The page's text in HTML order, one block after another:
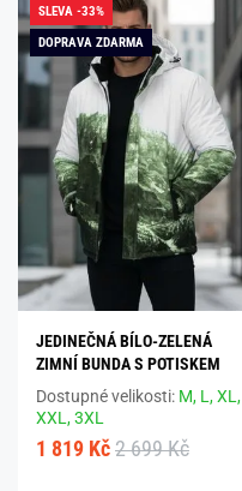
SLEVA -33%
DOPRAVA ZDARMA
JEDINEČNÁ BÍLO-ZELENÁ
ZIMNÍ BUNDA S POTISKEM
Dostupné velikosti: M, L,XL,
XXL,3XL
1 819 Kč 2 699 Kč